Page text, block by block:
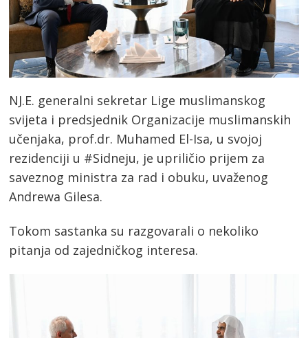
NJ.E. generalni sekretar Lige muslimanskog
svijeta i predsjednik Organizacije muslimanskih
učenjaka, prof.dr. Muhamed El-Isa, u svojoj
rezidenciji u #Sidneju, je upriličio prijem za
saveznog ministra za rad i obuku, uvaženog
Andrewa Gilesa.
Tokom sastanka su razgovarali o nekoliko
pitanja od zajedničkog interesa.